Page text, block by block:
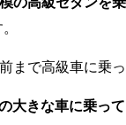
まで高級車に乗っ
大きな車に乗っ